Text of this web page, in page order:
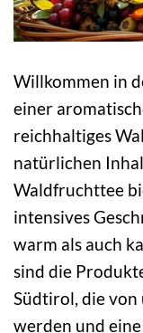
Willkommen in
einer
reichhaltiges
natürlichen
Waldfruchttee
intensives
warm als auch
sind die
Südtirol, die von
werden und